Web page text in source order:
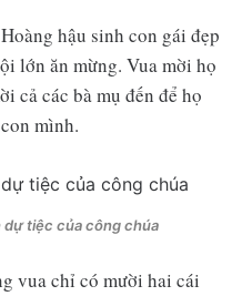
hậu sinh con gái đẹp
lớn ăn mừng. Vua mời họ
cả các bà mụ đến để họ
mình.
dự tiệc của công chúa
vua chỉ có mười hai cái